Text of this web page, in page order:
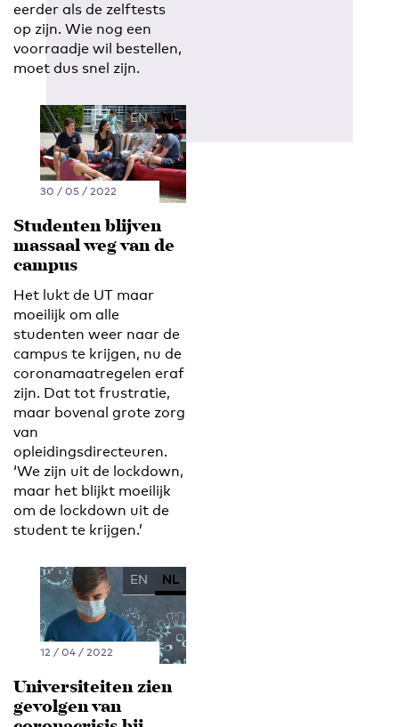
eerder als de zelftests
op zijn. Wie nog een
voorraadje wil bestellen,
moet dus snel zijn.
EN NL
30 / 05 / 2022
Studenten blijven
massaal weg van de
campus
Het lukt de UT maar
moeilijk om alle
studenten weer naar de
campus te krijgen, nu de
coronamaatregelen eraf
zijn. Dat tot frustratie,
maar bovenal grote zorg
van
opleidingsdirecteuren.
‘We zijn uit de lockdown,
maar het blijkt moeilijk
om de lockdown uit de
student te krijgen.’
EN NL
12 / 04 / 2022
Universiteiten zien
gevolgen van